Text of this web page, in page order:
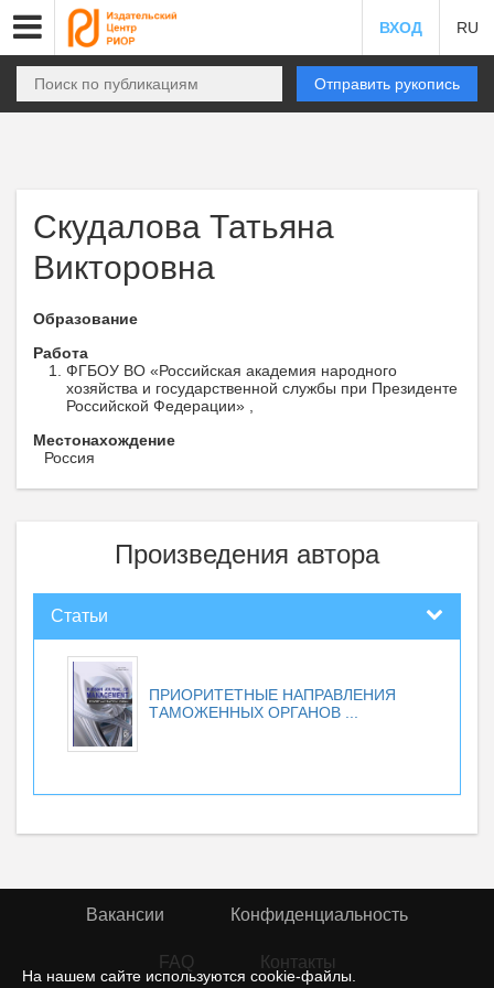
На нашем сайте используются cookie-файлы.
ВХОД RU
Отправить рукопись
Скудалова Татьяна
Викторовна
Образование
Работа
ФГБОУ ВО «Российская академия народного
хозяйства и государственной службы при Президенте
Российской Федерации» ,
Местонахождение
Россия
Произведения автора
Статьи
ПРИОРИТЕТНЫЕ НАПРАВЛЕНИЯ
ТАМОЖЕННЫХ ОРГАНОВ ...
Вакансии Конфиденциальность
FAQ Контакты